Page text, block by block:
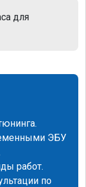
для
ЭБУ
работ.
по